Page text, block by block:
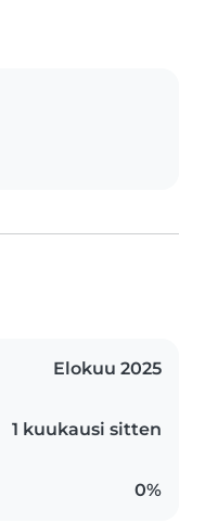
Elokuu 2025
1 kuukausi sitten
0%